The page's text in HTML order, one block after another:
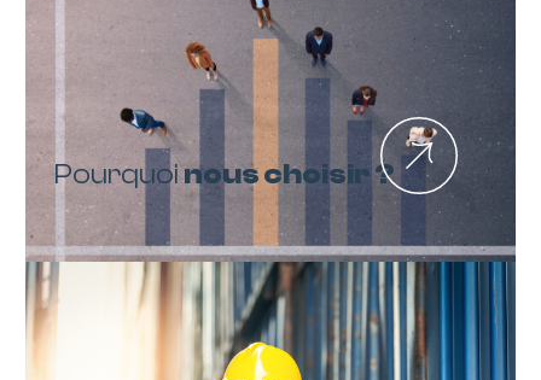
Pourquoinous choisir ?